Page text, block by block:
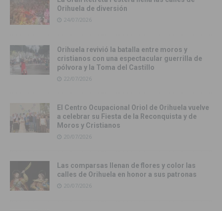
Orihuela de diversión
24/07/2026
Orihuela revivió la batalla entre moros y
cristianos con una espectacular guerrilla de
pólvora y la Toma del Castillo
22/07/2026
El Centro Ocupacional Oriol de Orihuela vuelve
a celebrar su Fiesta de la Reconquista y de
Moros y Cristianos
20/07/2026
Las comparsas llenan de flores y color las
calles de Orihuela en honor a sus patronas
20/07/2026